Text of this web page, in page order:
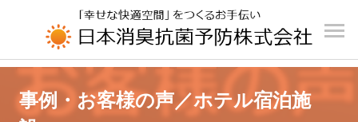
UA-196110426-1
事例・お客様の声／ホテル宿泊施